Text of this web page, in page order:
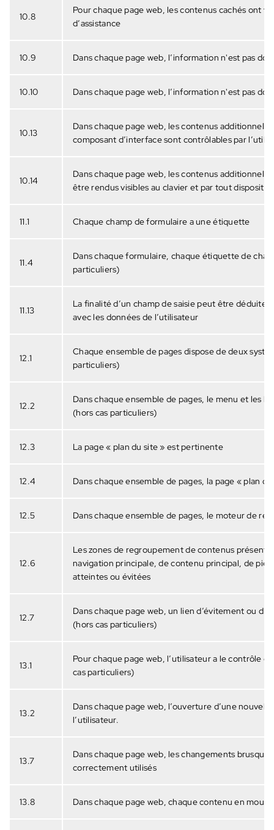
10.8
Pour chaque page web, les contenus cachés ont
d’assistance
10.9 Dans chaque page web, l’information n'est pas
10.10 Dans chaque page web, l’information n'est pas
10.13
Dans chaque page web, les contenus additionnels
composant d’interface sont contrôlables par
10.14
Dans chaque page web, les contenus additionnels
être rendus visibles au clavier et par tout dispositif
11.1 Chaque champ de formulaire a une étiquette
11.4
Dans chaque formulaire, chaque étiquette de
particuliers)
11.13
La finalité d’un champ de saisie peut être déduite
avec les données de l’utilisateur
12.1
Chaque ensemble de pages dispose de deux
particuliers)
12.2
Dans chaque ensemble de pages, le menu et les
(hors cas particuliers)
12.3 La page « plan du site » est pertinente
12.4 Dans chaque ensemble de pages, la page « plan
12.5 Dans chaque ensemble de pages, le moteur de
12.6
Les zones de regroupement de contenus
navigation principale, de contenu principal, de
atteintes ou évitées
12.7
Dans chaque page web, un lien d’évitement ou
(hors cas particuliers)
13.1
Pour chaque page web, l’utilisateur a le contrôle
cas particuliers)
13.2
Dans chaque page web, l’ouverture d’une
l’utilisateur.
13.7
Dans chaque page web, les changements
correctement utilisés
13.8 Dans chaque page web, chaque contenu en